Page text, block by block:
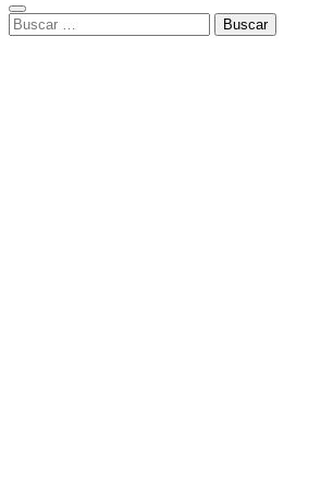
Buscar: